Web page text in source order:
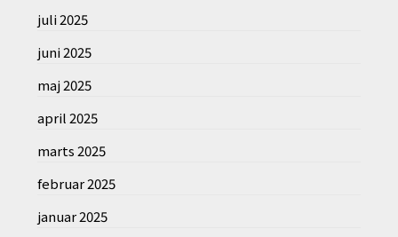
juli 2025
juni 2025
maj 2025
april 2025
marts 2025
februar 2025
januar 2025